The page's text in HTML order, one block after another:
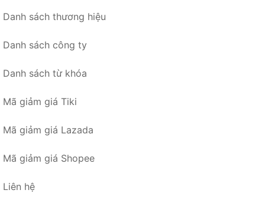
Danh sách thương hiệu
Danh sách công ty
Danh sách từ khóa
Mã giảm giá Tiki
Mã giảm giá Lazada
Mã giảm giá Shopee
Liên hệ